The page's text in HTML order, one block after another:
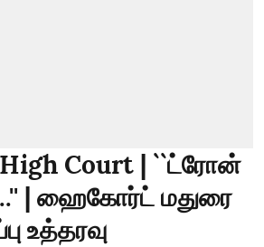
Court | ``ட்ரோன்
| ஹைகோர்ட் மதுரை
உத்தரவு